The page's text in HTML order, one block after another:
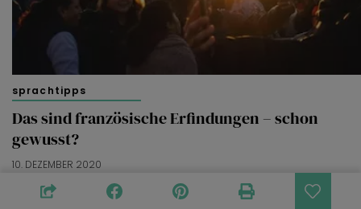
sprachtipps
Das sind französische Erfindungen – schon
gewusst?
10. DEZEMBER 2020